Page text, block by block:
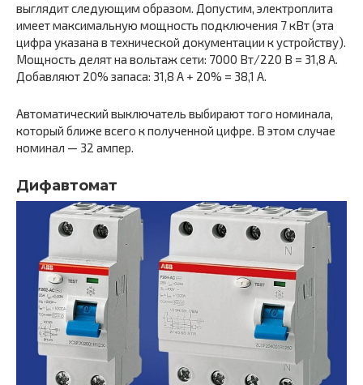
выглядит следующим образом. Допустим, электроплита
имеет максимальную мощность подключения 7 кВт (эта
цифра указана в технической документации к устройству).
Мощность делят на вольтаж сети: 7000 Вт/220 В = 31,8 А.
Добавляют 20% запаса: 31,8 А + 20% = 38,1 А.
Автоматический выключатель выбирают того номинала,
который ближе всего к полученной цифре. В этом случае
номинал — 32 ампер.
Дифавтомат